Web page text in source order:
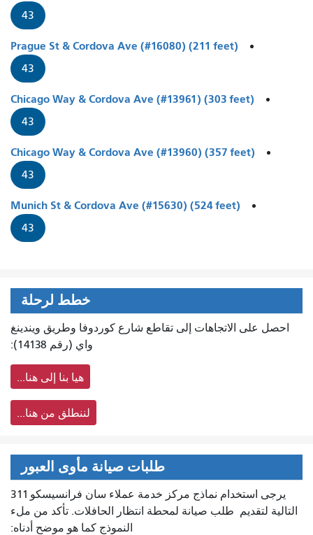
43
Prague St & Cordova Ave (#16080) (211 feet)
43
Chicago Way & Cordova Ave (#13961) (303 feet)
43
Chicago Way & Cordova Ave (#13960) (357 feet)
43
Munich St & Cordova Ave (#15630) (524 feet)
43
خطط لرحلة
احصل على الاتجاهات إلى تقاطع شارع كوردوفا وطريق ويندينغ
واي (رقم 14138):
هيا بنا إلى هنا...
لننطلق من هنا...
طلبات صيانة مأوى العبور
يرجى استخدام نماذج مركز خدمة عملاء سان فرانسيسكو 311
التالية لتقديم طلب صيانة لمحطة انتظار الحافلات. تأكد من ملء
النموذج كما هو موضح أدناه: